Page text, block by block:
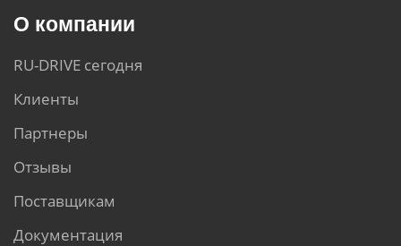
О компании
RU-DRIVE сегодня
Клиенты
Партнеры
Отзывы
Поставщикам
Документация